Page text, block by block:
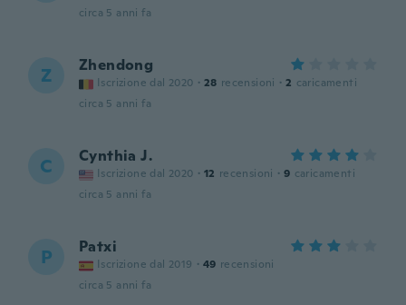
circa 5 anni fa
Z Zhendong
Iscrizione dal 2020 · 28 recensioni · 2 caricamenti
circa 5 anni fa
C Cynthia J.
Iscrizione dal 2020 · 12 recensioni · 9 caricamenti
circa 5 anni fa
P Patxi
Iscrizione dal 2019 · 49 recensioni
circa 5 anni fa